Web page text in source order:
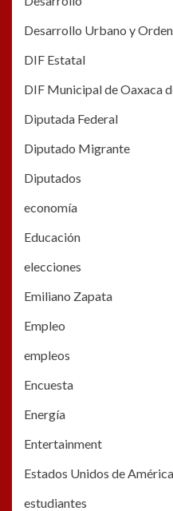
Desarrollo Urbano y
DIF Estatal
DIF Municipal de Oaxaca
Diputada Federal
Diputado Migrante
Diputados
economía
Educación
elecciones
Emiliano Zapata
Empleo
empleos
Encuesta
Energía
Entertainment
Estados Unidos de América
estudiantes